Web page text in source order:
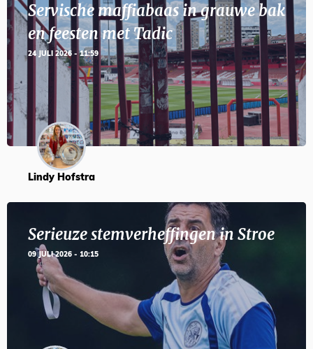
Servische maffiabaas in grauwe bak
en feesten met Tadic
24 JULI 2026 - 11:59
Lindy Hofstra
Serieuze stemverheffingen in Stroe
09 JULI 2026 - 10:15